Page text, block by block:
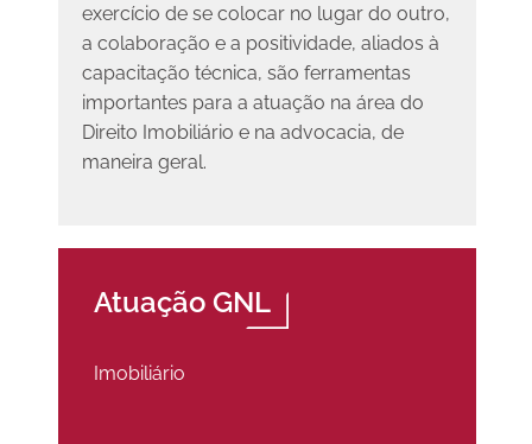
exercício de se colocar no lugar do outro,
a colaboração e a positividade, aliados à
capacitação técnica, são ferramentas
importantes para a atuação na área do
Direito Imobiliário e na advocacia, de
maneira geral.
Atuação GNL
Imobiliário